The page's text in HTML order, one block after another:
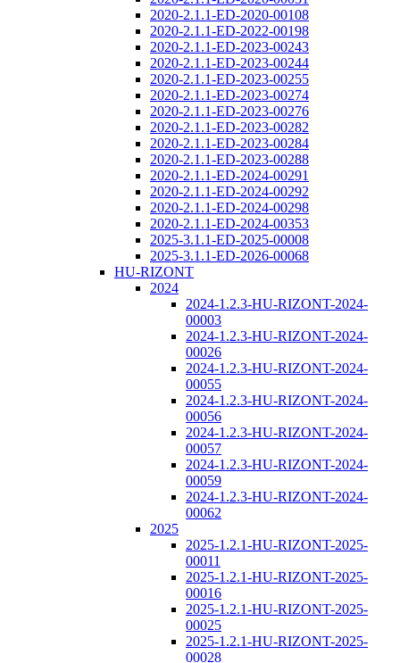
2020-2.1.1-ED-2020-00108
2020-2.1.1-ED-2022-00198
2020-2.1.1-ED-2023-00243
2020-2.1.1-ED-2023-00244
2020-2.1.1-ED-2023-00255
2020-2.1.1-ED-2023-00274
2020-2.1.1-ED-2023-00276
2020-2.1.1-ED-2023-00282
2020-2.1.1-ED-2023-00284
2020-2.1.1-ED-2023-00288
2020-2.1.1-ED-2024-00291
2020-2.1.1-ED-2024-00292
2020-2.1.1-ED-2024-00298
2020-2.1.1-ED-2024-00353
2025-3.1.1-ED-2025-00008
2025-3.1.1-ED-2026-00068
HU-RIZONT
2024
2024-1.2.3-HU-RIZONT-2024-
00003
2024-1.2.3-HU-RIZONT-2024-
00026
2024-1.2.3-HU-RIZONT-2024-
00055
2024-1.2.3-HU-RIZONT-2024-
00056
2024-1.2.3-HU-RIZONT-2024-
00057
2024-1.2.3-HU-RIZONT-2024-
00059
2024-1.2.3-HU-RIZONT-2024-
00062
2025
2025-1.2.1-HU-RIZONT-2025-
00011
2025-1.2.1-HU-RIZONT-2025-
00016
2025-1.2.1-HU-RIZONT-2025-
00025
2025-1.2.1-HU-RIZONT-2025-
00028